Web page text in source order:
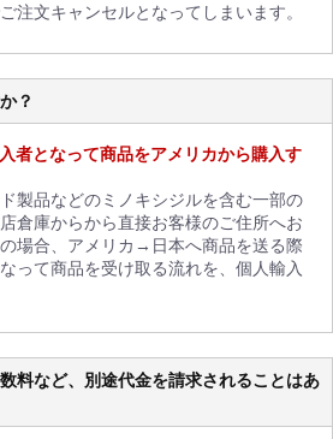
注文キャンセルとなってしまいます。
？
者となって商品をアメリカから購入す
製品などのミノキシジルを含む一部の
倉庫からから直接お客様のご住所へお
場合、アメリカ→日本へ商品を送る際
って商品を受け取る流れを、個人輸入
料など、別途代金を請求されることはあ